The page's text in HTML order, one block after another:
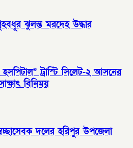
ঝুলন্ত মরদেহ উদ্ধার
ট্রাস্টি সিলেট-২ আসনের
বিনিময়
দলের হরিপুর উপজেলা